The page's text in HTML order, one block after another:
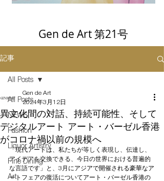
Gen de Art 第21号
記事
All Posts
NEWS
Fashion
Liquor Artistry
Fine Dining
Art
All Posts
異文化間の対話、持続可能性、そして
デジタルアート アート・バーゼル香港
がコロナ禍以前の規模へ
Gen de Art
2024年3月12日
「現代アートは、 私たちが等しく表現し、伝達し、
アイデアを交換できる、今日の世界における普遍的
な言語です」と、 3月にアジアで開催される豪華なア
ートフェアの復活についてアート・バーゼル香港の